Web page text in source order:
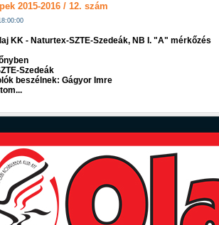
2015-2016 / 12. szám
KK - Naturtex-SZTE-Szedeák, NB I. "A" mérkőzés
Szedeák
beszélnek: Gágyor Imre